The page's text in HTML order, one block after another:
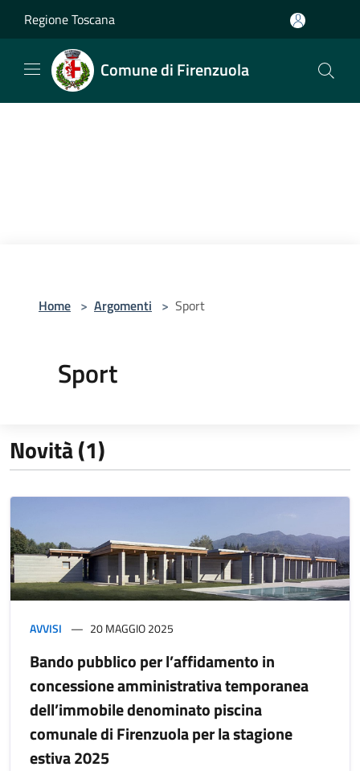
Regione Toscana
Comune di Firenzuola
Home > Argomenti > Sport
Sport
Novità (1)
AVVISI 20 MAGGIO 2025
Bando pubblico per l’affidamento in
concessione amministrativa temporanea
dell’immobile denominato piscina
comunale di Firenzuola per la stagione
estiva 2025